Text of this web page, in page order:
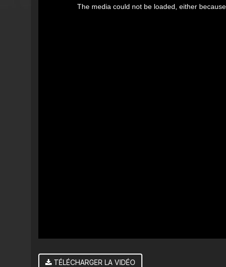
The media could not be loaded, either
TÉLÉCHARGER LA VIDÉO